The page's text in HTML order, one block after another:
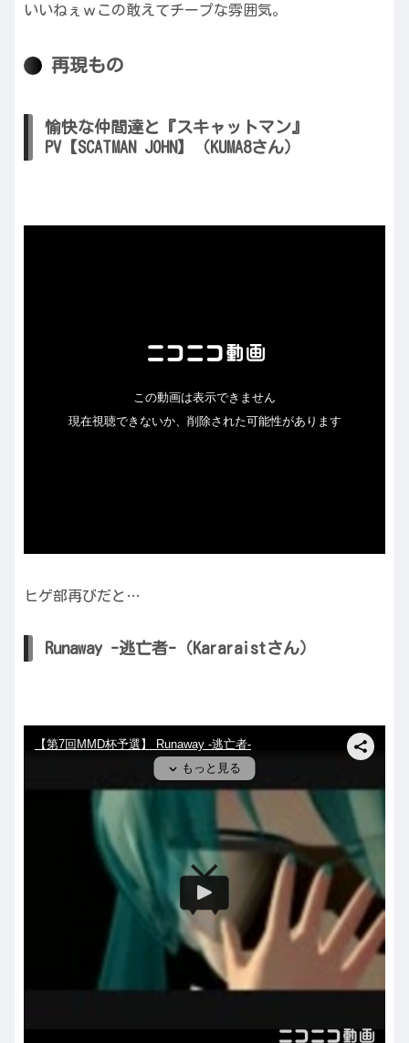
いいねぇｗこの敢えてチープな雰囲気。
再現もの
愉快な仲間達と『スキャットマン』
PV【SCATMAN JOHN】（KUMA8さん）
ヒゲ部再びだと…
Runaway -逃亡者-（Kararaistさん）